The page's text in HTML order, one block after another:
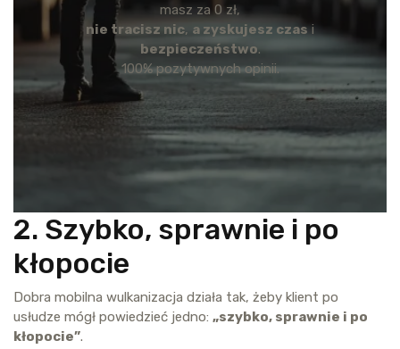
masz za 0 zł,
nie tracisz nic, a zyskujesz czasi
bezpieczeństwo.
100% pozytywnych opinii.
2. Szybko, sprawnie i po
kłopocie
Dobra mobilna wulkanizacja działa tak, żeby klient po
usłudze mógł powiedzieć jedno: „szybko, sprawnie i po
kłopocie”.